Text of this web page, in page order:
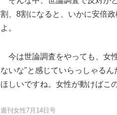
割、8割になると、いかに安倍
よ。
今は世論調査をやっても、女
ないな"と感じていらっしゃる
ほしいですね。女性が動けばこ
週刊女性7月14日号